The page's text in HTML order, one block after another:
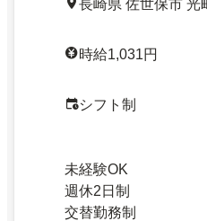
長崎県 佐世保市 光
時給1,031円
シフト制
未経験OK
週休2日制
交替勤務制